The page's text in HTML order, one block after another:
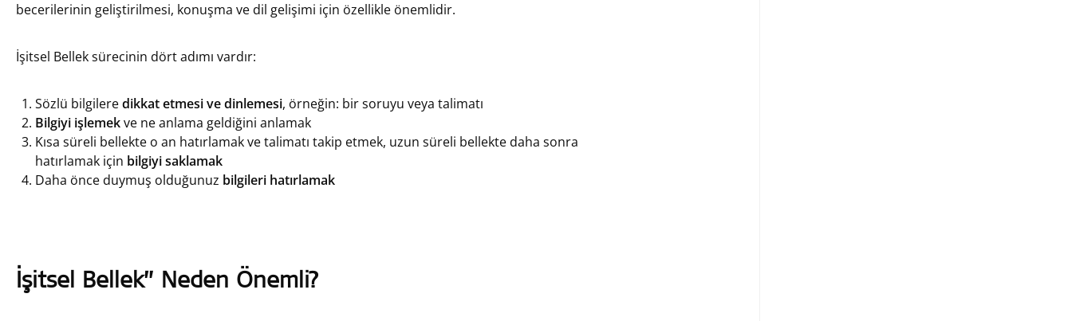
becerilerinin geliştirilmesi, konuşma ve dil gelişimi için özellikle önemlidir.
İşitsel Bellek sürecinin dört adımı vardır:
Sözlü bilgileredikkat etmesi ve dinlemesi, örneğin: bir soruyu veya talimatı
Bilgiyi işlemekve ne anlama geldiğini anlamak
Kısa süreli bellekte o an hatırlamak ve talimatı takip etmek, uzun süreli bellekte daha sonra
hatırlamak için bilgiyi saklamak
Daha önce duymuş olduğunuz bilgileri hatırlamak
İşitsel Bellek” Neden Önemli?